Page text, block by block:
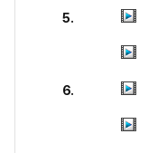
5.
6.